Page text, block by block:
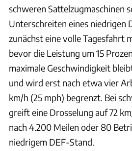
schweren Sattelzugmaschinen
Unterschreiten eines niedrigen
zunächst eine volle Tagesfahrt
bevor die Leistung um 15
maximale Geschwindigkeit
und wird erst nach etwa vier
km/h (25 mph) begrenzt. Bei
greift eine Drosselung auf 72
nach 4.200 Meilen oder 80
niedrigem DEF-Stand.